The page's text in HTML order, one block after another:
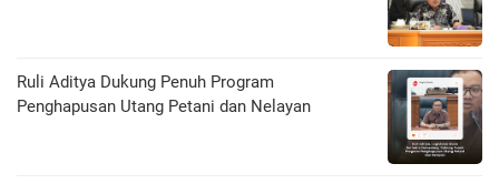
Ruli Aditya Dukung Penuh Program
Penghapusan Utang Petani dan Nelayan